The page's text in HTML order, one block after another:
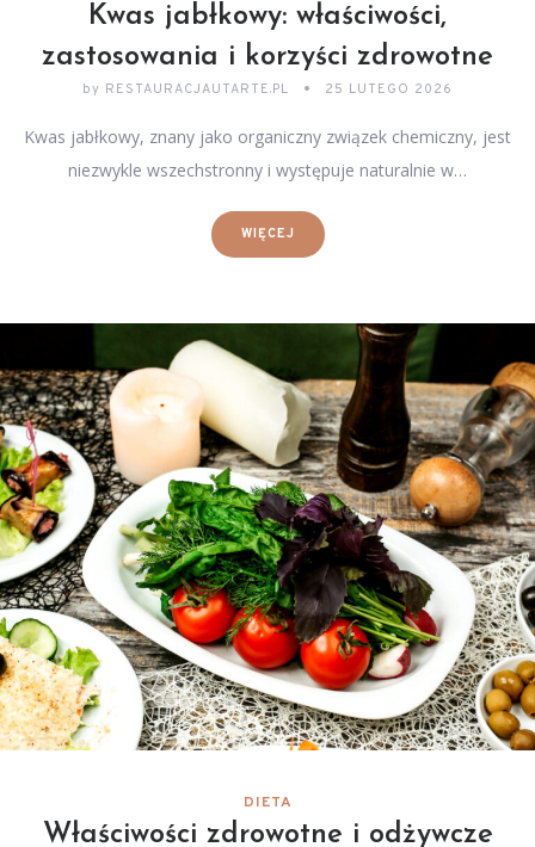
Kwas jabłkowy: właściwości,
zastosowania i korzyści zdrowotne
by RESTAURACJAUTARTE.PL 25 LUTEGO 2026
Kwas jabłkowy, znany jako organiczny związek chemiczny, jest
niezwykle wszechstronny i występuje naturalnie w…
WIĘCEJ
DIETA
Właściwości zdrowotne i odżywcze